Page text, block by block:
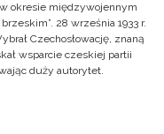
okresie międzywojennym
28 września 1933 r.
Czechosłowację, znaną
wsparcie czeskiej partii
duży autorytet.